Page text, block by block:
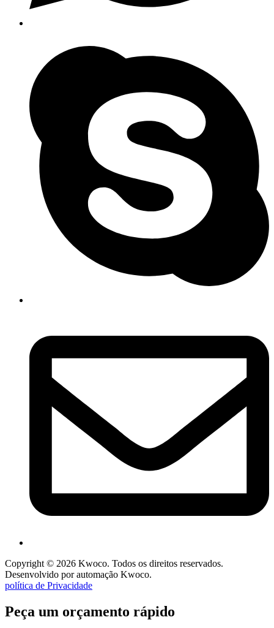
Copyright © 2026 Kwoco. Todos os direitos reservados.
Desenvolvido por automação Kwoco.
política de Privacidade
Peça um orçamento rápido